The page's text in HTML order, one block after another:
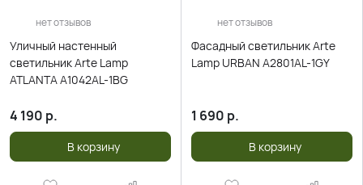
нет отзывов
Уличный настенный
светильник Arte Lamp
ATLANTA A1042AL-1BG
4 190 р.
В корзину
нет отзывов
Фасадный светильник Arte
Lamp URBAN A2801AL-1GY
1 690 р.
В корзину